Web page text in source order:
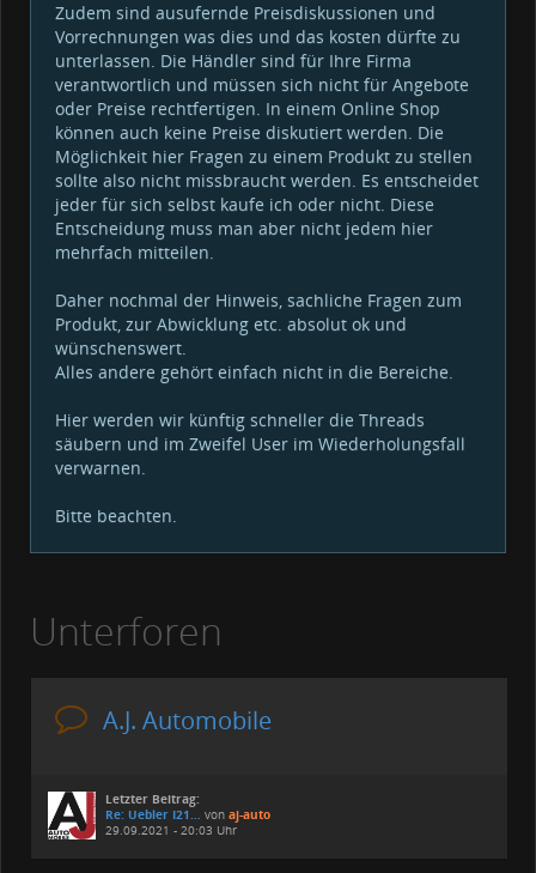
Zudem sind ausufernde Preisdiskussionen und
Vorrechnungen was dies und das kosten dürfte zu
unterlassen. Die Händler sind für Ihre Firma
verantwortlich und müssen sich nicht für Angebote
oder Preise rechtfertigen. In einem Online Shop
können auch keine Preise diskutiert werden. Die
Möglichkeit hier Fragen zu einem Produkt zu stellen
sollte also nicht missbraucht werden. Es entscheidet
jeder für sich selbst kaufe ich oder nicht. Diese
Entscheidung muss man aber nicht jedem hier
mehrfach mitteilen.
Daher nochmal der Hinweis, sachliche Fragen zum
Produkt, zur Abwicklung etc. absolut ok und
wünschenswert.
Alles andere gehört einfach nicht in die Bereiche.
Hier werden wir künftig schneller die Threads
säubern und im Zweifel User im Wiederholungsfall
verwarnen.
Bitte beachten.
Unterforen
A.J. Automobile
Letzter Beitrag:
Re: Uebler I21… von aj-auto
29.09.2021 - 20:03 Uhr